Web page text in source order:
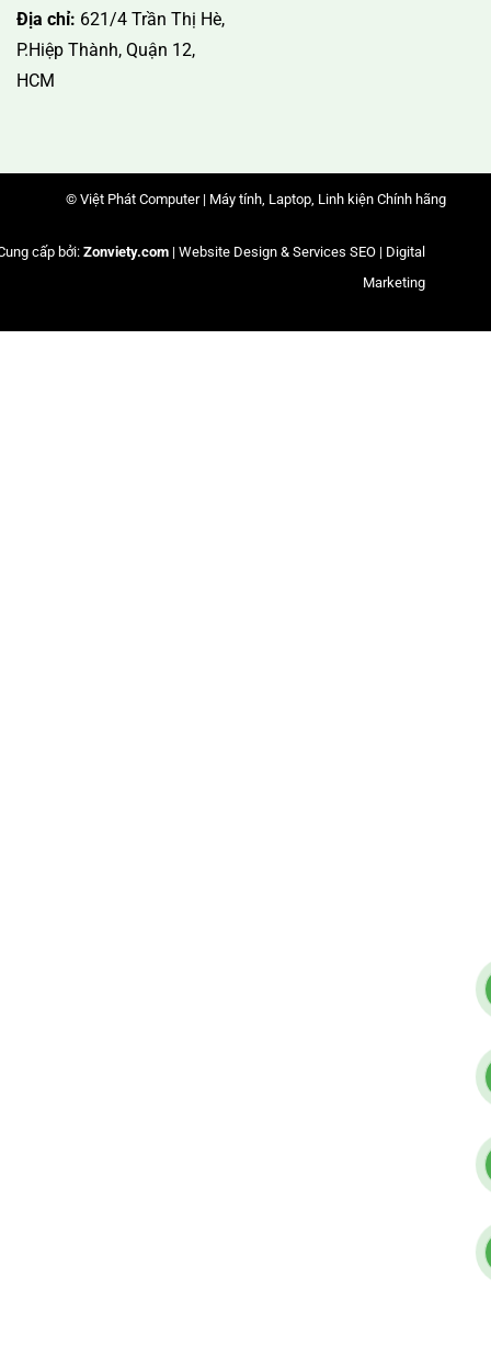
Địa chỉ: 621/4 Trần Thị Hè,
P.Hiệp Thành, Quận 12,
HCM
© Việt Phát Computer | Máy tính, Laptop, Linh kiện Chính hãng
cấp bởi: Zonviety.com | Website Design & Services SEO | Digital
Marketing